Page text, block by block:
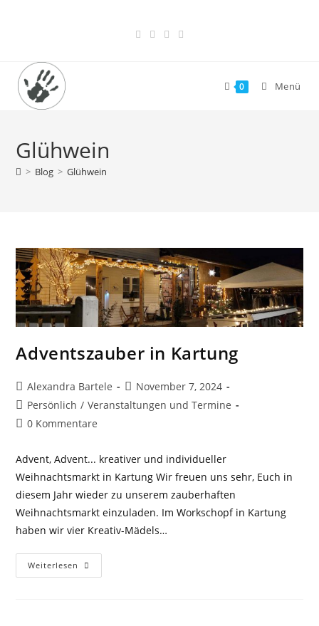
0 Menü
Glühwein
> Blog > Glühwein
Adventszauber in Kartung
Beitrags-
Autor:
Alexandra Bartele
Beitrag
veröffentlicht:
November 7, 2024
Beitrags-
Kategorie:
Persönlich / Veranstaltungen und Termine
Beitrags-
0 Kommentare
Advent, Advent... kreativer und individueller
Weihnachtsmarkt in Kartung Wir freuen uns sehr, Euch in
diesem Jahr wieder zu unserem zauberhaften
Weihnachtsmarkt einzuladen. Im Workschopf in Kartung
haben wir vier Kreativ-Mädels…
Weiterlesen Adventszauber
In